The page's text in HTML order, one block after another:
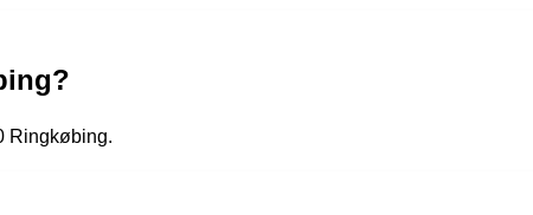
Ringkøbing.